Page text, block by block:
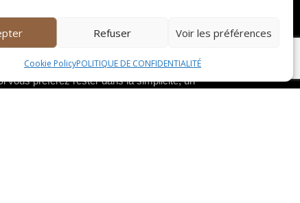
Refuser Voir les préférences
Cookie PolicyPOLITIQUE DE CONFIDENTIALITÉ
une touche de fraîcheur
vous préférez rester dans la simplicité, un